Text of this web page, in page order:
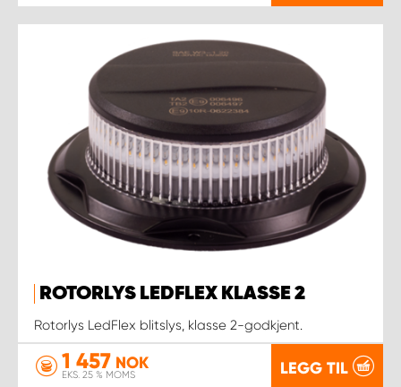
ROTORLYS LEDFLEX KLASSE 2
Rotorlys LedFlex blitslys, klasse 2-godkjent.
1 457 NOK
EKS. 25 % MOMS LEGG TIL